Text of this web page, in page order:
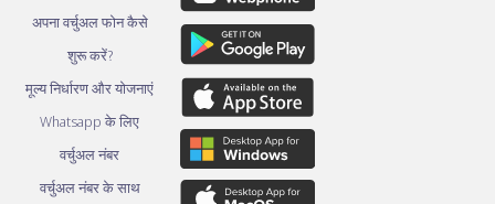
अपना वर्चुअल फोन कैसे
शुरू करें?
मूल्य निर्धारण और योजनाएं
Whatsapp के लिए
वर्चुअल नंबर
वर्चुअल नंबर के साथ